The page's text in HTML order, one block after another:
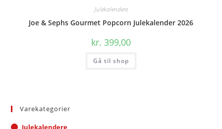
Julekalendere
Joe & Sephs Gourmet Popcorn Julekalender 2026
kr. 399,00
Gå til shop
Varekategorier
Julekalendere